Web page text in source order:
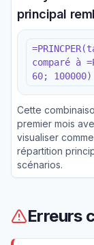
principal
comparé à
60; 100000)
Cette
premier mois
visualiser
répartition
scénarios.
Erreurs